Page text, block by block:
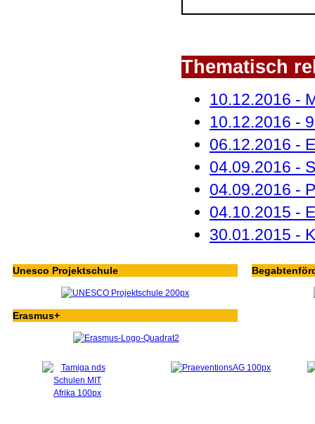
Thematisch
10.12.2016 -
10.12.2016 -
06.12.2016 -
04.09.2016 -
04.09.2016 -
04.10.2015 -
30.01.2015 -
Unesco Projektschule
Erasmus+